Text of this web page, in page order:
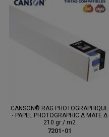
CANSON® RAG PHOTOGRAPHIQUE
⋅ PAPEL PHOTOGRAPHIC Δ MATE Δ
210 gr / m2
7201-01